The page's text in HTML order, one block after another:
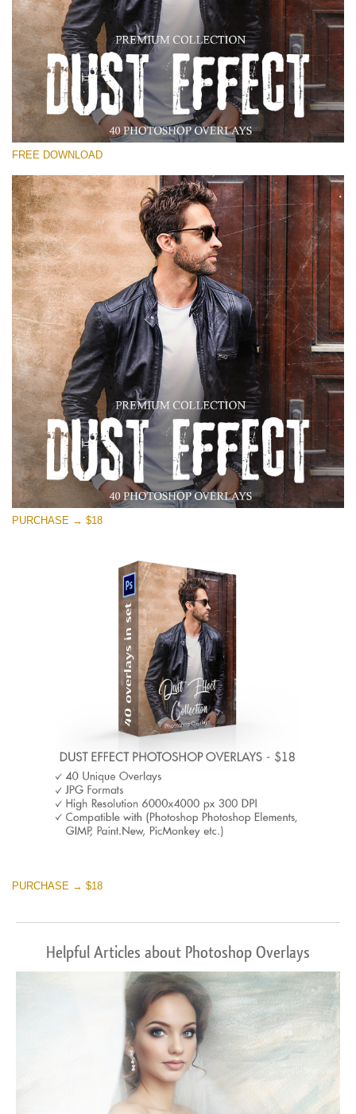
Xin hãy lựa chọn
Free Photoshop Overlay
Small 800*533px
Dust Effect
(40 Overlays)
Entire Collection
(1783 Overlays)
Large 6000*4000px
Tải xuống miễn phí
FREE DOWNLOAD
PURCHASE → $18
PURCHASE → $18
Helpful Articles about Photoshop Overlays